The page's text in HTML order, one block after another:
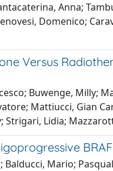
Anna;
Domenico;
Versus
Buwenge, Milly;
Mattiucci, Gian
Lidia;
Balducci, Mario;